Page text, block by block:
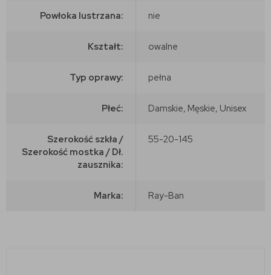
Powłoka lustrzana: nie
Kształt: owalne
Typ oprawy: pełna
Płeć: Damskie, Męskie, Unisex
Szerokość szkła /
Szerokość mostka / Dł.
zausznika:
55-20-145
Marka: Ray-Ban